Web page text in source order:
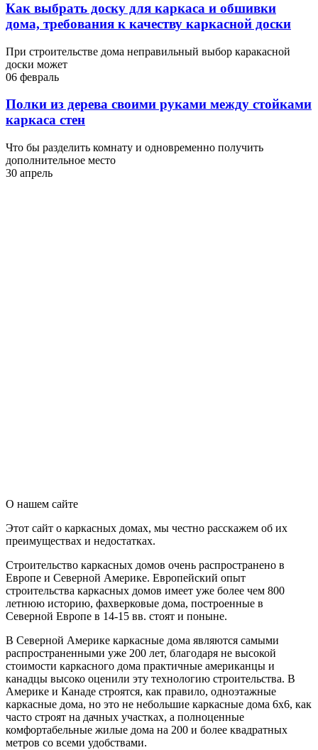
Как выбрать доску для каркаса и обшивки
дома, требования к качеству каркасной доски
При строительстве дома неправильный выбор каракасной
доски может
06 февраль
Полки из дерева своими руками между стойками
каркаса стен
Что бы разделить комнату и одновременно получить
дополнительное место
30 апрель
О нашем сайте
Этот сайт о каркасных домах, мы честно расскажем об их
преимуществах и недостатках.
Строительство каркасных домов очень распространено в
Европе и Северной Америке. Европейский опыт
строительства каркасных домов имеет уже более чем 800
летнюю историю, фахверковые дома, построенные в
Северной Европе в 14-15 вв. стоят и поныне.
В Северной Америке каркасные дома являются самыми
распространенными уже 200 лет, благодаря не высокой
стоимости каркасного дома практичные американцы и
канадцы высоко оценили эту технологию строительства. В
Америке и Канаде строятся, как правило, одноэтажные
каркасные дома, но это не небольшие каркасные дома 6х6, как
часто строят на дачных участках, а полноценные
комфортабельные жилые дома на 200 и более квадратных
метров со всеми удобствами.